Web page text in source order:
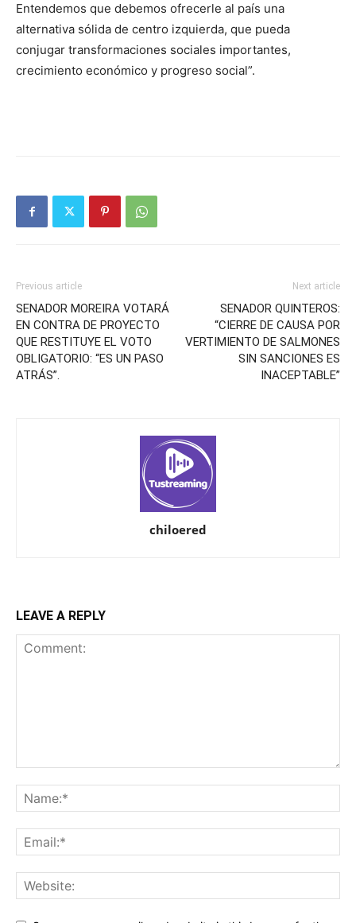
Entendemos que debemos ofrecerle al país una
alternativa sólida de centro izquierda, que pueda
conjugar transformaciones sociales importantes,
crecimiento económico y progreso social”.
Previous article
SENADOR MOREIRA VOTARÁ
EN CONTRA DE PROYECTO
QUE RESTITUYE EL VOTO
OBLIGATORIO: “ES UN PASO
ATRÁS”.
Next article
SENADOR QUINTEROS:
“CIERRE DE CAUSA POR
VERTIMIENTO DE SALMONES
SIN SANCIONES ES
INACEPTABLE”
chiloered
LEAVE A REPLY